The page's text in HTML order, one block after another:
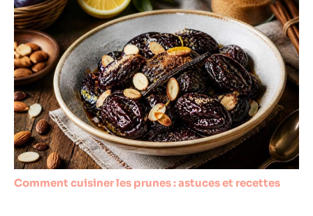
Comment cuisiner les prunes : astuces et recettes